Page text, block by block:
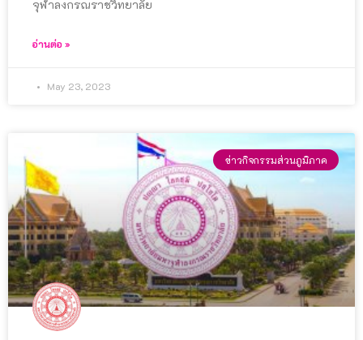
จุฬาลงกรณราชวิทยาลัย
อ่านต่อ »
May 23, 2023
ข่าวกิจกรรมส่วนภูมิภาค